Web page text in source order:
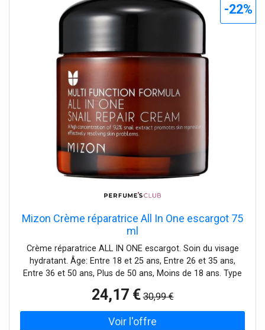
Mizon Crème réparatrice All In One escargot 75
ml
Crème réparatrice ALL IN ONE escargot. Soin du visage
hydratant. Âge: Entre 18 et 25 ans, Entre 26 et 35 ans,
Entre 36 et 50 ans, Plus de 50 ans, Moins de 18 ans. Type
Les tendances: huile d'arbre à thé, Mucina de caracol,
Cosmétiques coréens
24,17 € 30,99 €
-22%